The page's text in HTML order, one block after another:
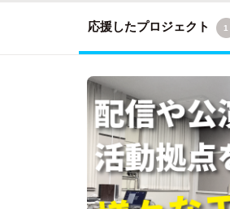
応援したプロジェクト 1